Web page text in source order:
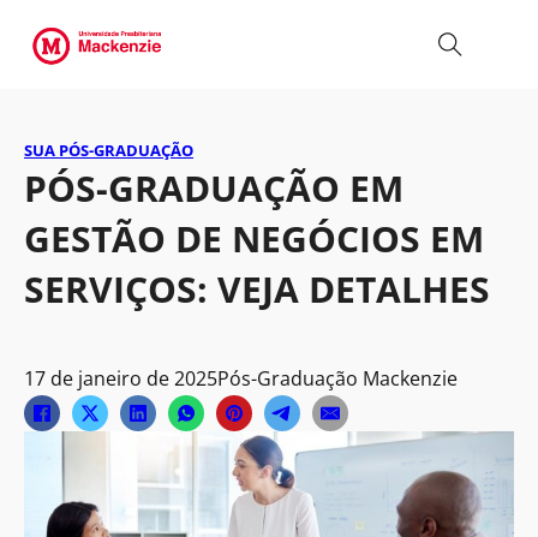
SUA PÓS-GRADUAÇÃO
PÓS-GRADUAÇÃO EM
GESTÃO DE NEGÓCIOS EM
SERVIÇOS: VEJA DETALHES
17 de janeiro de 2025Pós-Graduação Mackenzie